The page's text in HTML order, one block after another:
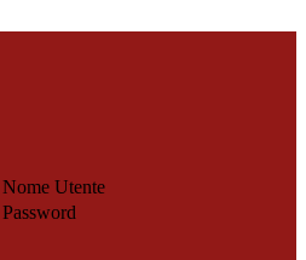
Nome Utente
Password